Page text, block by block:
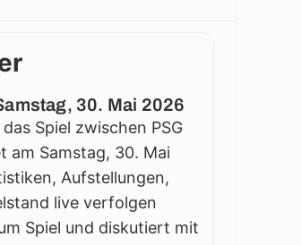
30. Mai 2026
Spiel zwischen PSG
am Samstag, 30. Mai
Aufstellungen,
live verfolgen
Spiel und diskutiert mit